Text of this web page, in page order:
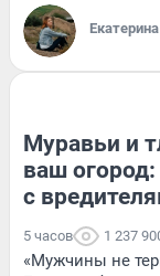
Муравьи и
ваш
с
5 часов 1 237
«Мужчины не